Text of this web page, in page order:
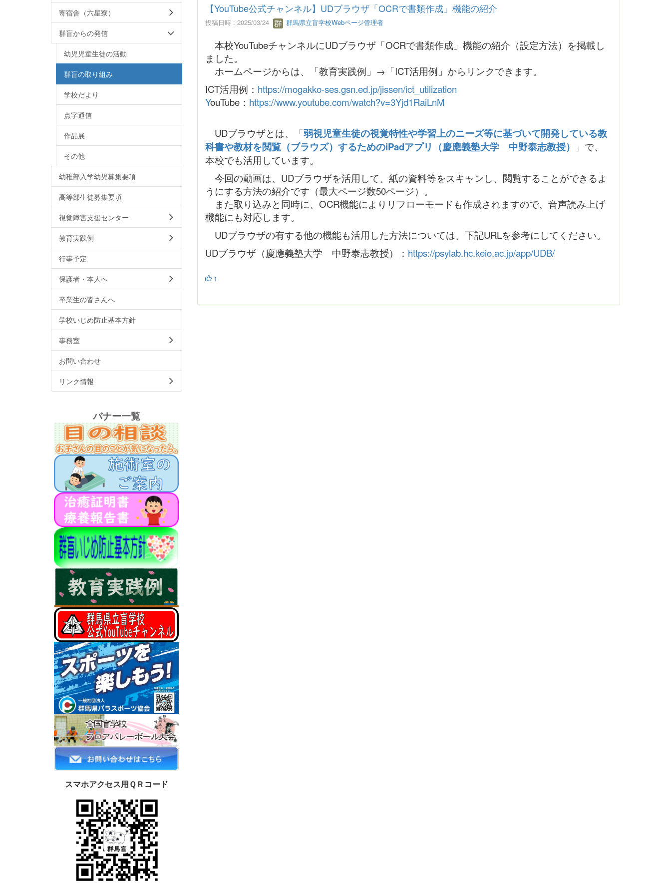
【YouTube公式チャンネル】UDブラウザ「OCRで書類作成」機能の紹介
投稿日時 : 2025/03/24 群馬県立盲学校Webページ管理者
本校YouTubeチャンネルにUDブラウザ「OCRで書類作成」機能の紹介（設定方法）を掲載し
ました。
ホームページからは、「教育実践例」→「ICT活用例」からリンクできます。
ICT活用例： https://mogakko-ses.gsn.ed.jp/jissen/ict_utilization
YouTube： https://www.youtube.com/watch?v=3Yjd1RaiLnM
UDブラウザとは、「弱視児童生徒の視覚特性や学習上のニーズ等に基づいて開発している教
科書や教材を閲覧（ブラウズ）するためのiPadアプリ（慶應義塾大学 中野泰志教授）
」で、
本校でも活用しています。
今回の動画は、UDブラウザを活用して、紙の資料等をスキャンし、閲覧することができるよ
うにする方法の紹介です（最大ページ数50ページ）。
また取り込みと同時に、OCR機能によりリフローモードも作成されますので、音声読み上げ
機能にも対応します。
UDブラウザの有する他の機能も活用した方法については、下記URLを参考にしてください。
UDブラウザ（慶應義塾大学 中野泰志教授）： https://psylab.hc.keio.ac.jp/app/UDB/
1
寄宿舎（六星寮）
群盲からの発信
幼児児童生徒の活動
群盲の取り組み
学校だより
点字通信
作品展
その他
幼稚部入学幼児募集要項
高等部生徒募集要項
視覚障害支援センター
教育実践例
行事予定
保護者・本人へ
卒業生の皆さんへ
学校いじめ防止基本方針
事務室
お問い合わせ
リンク情報
バナー一覧
スマホアクセス用ＱＲコード